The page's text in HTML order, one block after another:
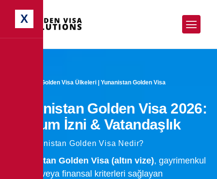
X
Golden Visa Ülkeleri Yunanistan Golden Visa
Yunanistan Golden Visa 2026:
Oturum İzni & Vatandaşlık
Yunanistan Golden Visa Nedir?
Yunanistan Golden Visa (altın vize), gayrimenkul
yatırımı veya finansal kriterleri sağlayan